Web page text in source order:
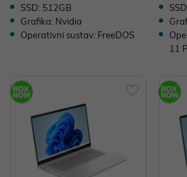
SSD: 512GB
Grafika: Nvidia
Operativni sustav: FreeDOS
11